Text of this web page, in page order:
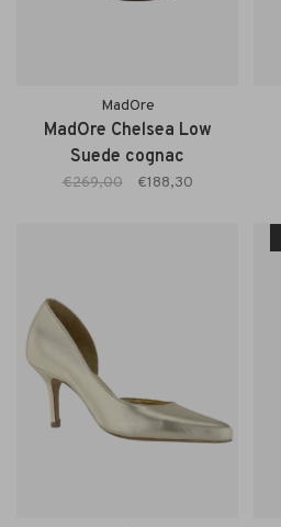
MadOre
MadOre Chelsea Low
Suede cognac
€269,00 €188,30